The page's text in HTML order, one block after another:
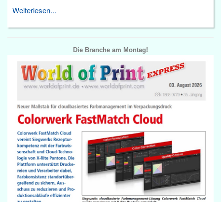
Weiterlesen...
Die Branche am Montag!